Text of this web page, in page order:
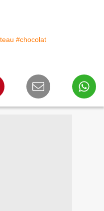
#chocolat